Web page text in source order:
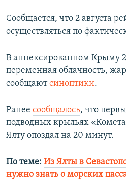
Сообщается, что 2 августа
осуществляться по
В аннексированном Крыму 2
переменная облачность,
сообщаютсиноптики.
Ранее сообщалось, что
подводных крыльях
Ялту опоздал на 20 минут.
По теме: Из Ялты в
нужно знать о морских